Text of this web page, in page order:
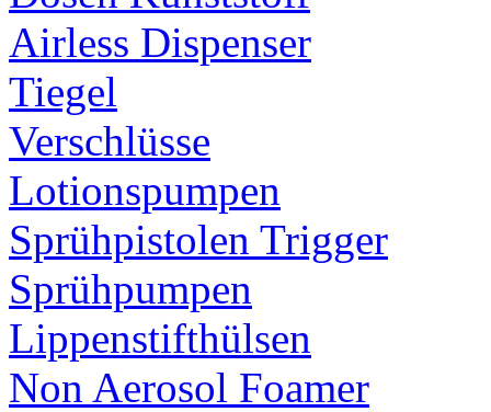
Airless Dispenser
Tiegel
Verschlüsse
Lotionspumpen
Sprühpistolen Trigger
Sprühpumpen
Lippenstifthülsen
Non Aerosol Foamer